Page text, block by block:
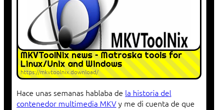
MKVToolNix news – Matroska tools for
Linux/Unix and Windows
https://mkvtoolnix.download/
Hace unas semanas hablaba de la historia del
contenedor multimedia MKVy me di cuenta de que